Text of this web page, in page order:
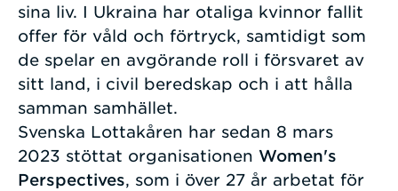
sina liv. I Ukraina har otaliga kvinnor fallit
offer för våld och förtryck, samtidigt som
de spelar en avgörande roll i försvaret av
sitt land, i civil beredskap och i att hålla
samman samhället.
Svenska Lottakåren har sedan 8 mars
2023 stöttat organisationen Women's
Perspectives, som i över 27 år arbetat för